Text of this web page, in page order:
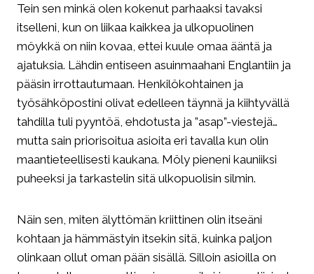
Tein sen minkä olen kokenut parhaaksi tavaksi
itselleni, kun on liikaa kaikkea ja ulkopuolinen
möykkä on niin kovaa, ettei kuule omaa ääntä ja
ajatuksia. Lähdin entiseen asuinmaahani Englantiin ja
pääsin irrottautumaan. Henkilökohtainen ja
työsähköpostini olivat edelleen täynnä ja kiihtyvällä
tahdilla tuli pyyntöä, ehdotusta ja ”asap”-viestejä…
mutta sain priorisoitua asioita eri tavalla kun olin
maantieteellisesti kaukana. Möly pieneni kauniiksi
puheeksi ja tarkastelin sitä ulkopuolisin silmin.
Näin sen, miten älyttömän kriittinen olin itseäni
kohtaan ja hämmästyin itsekin sitä, kuinka paljon
olinkaan ollut oman pään sisällä. Silloin asioilla on